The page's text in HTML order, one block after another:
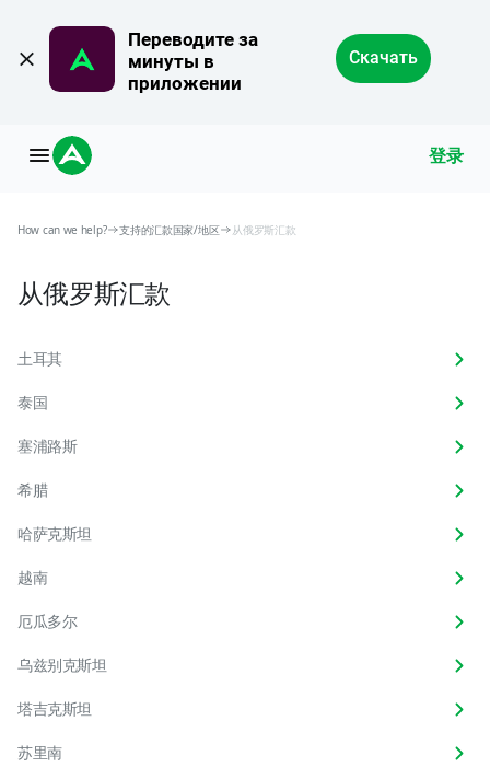
Переводите за
минуты в
приложении
Скачать
登录
How can we help? 支持的汇款国家/地区 从俄罗斯汇款
从俄罗斯汇款
土耳其
泰国
塞浦路斯
希腊
哈萨克斯坦
越南
厄瓜多尔
乌兹别克斯坦
塔吉克斯坦
苏里南